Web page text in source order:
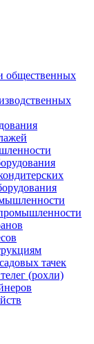
общественных
тачек
(рохли)